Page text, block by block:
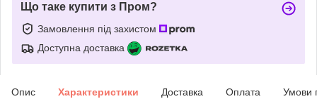
Що таке купити з Пром?
Замовлення під захистом
Доступна доставка
Опис Характеристики Доставка Оплата Умови